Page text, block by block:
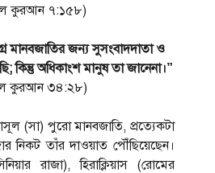
কুরআন ৭:১৫৮)
মানবজাতির জন্য সুসংবাদদাতা ও
কিন্তু অধিকাংশ মানুষ তা জানেনা।”
কুরআন ৩৪:২৮)
(সা) পুরো মানবজাতি, প্রত্যেকটা
নিকট তাঁর দাওয়াত পৌঁছিয়েছেন।
রাজা), হিরাক্লিয়াস (রোমের